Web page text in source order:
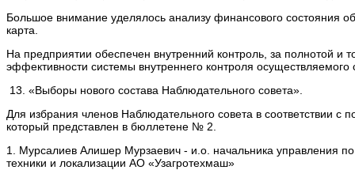
Большое внимание уделялось анализу финансового состояния
карта.
На предприятии обеспечен внутренний контроль, за полнотой
эффективности системы внутреннего контроля осуществляемого
13. «Выборы нового состава Наблюдательного совета».
Для избрания членов Наблюдательного совета в соответствии
который представлен в бюллетене № 2.
1. Мурсалиев Алишер Мурзаевич - и.о. начальника управления
техники и локализации АО «Узагротехмаш»